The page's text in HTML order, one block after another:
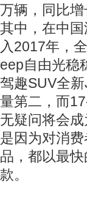
万辆，同比
其中，在中
入2017年，
eep自由光稳
驾趣SUV全
量第二，而
无疑问将会
是因为对消
品，都以最
款。